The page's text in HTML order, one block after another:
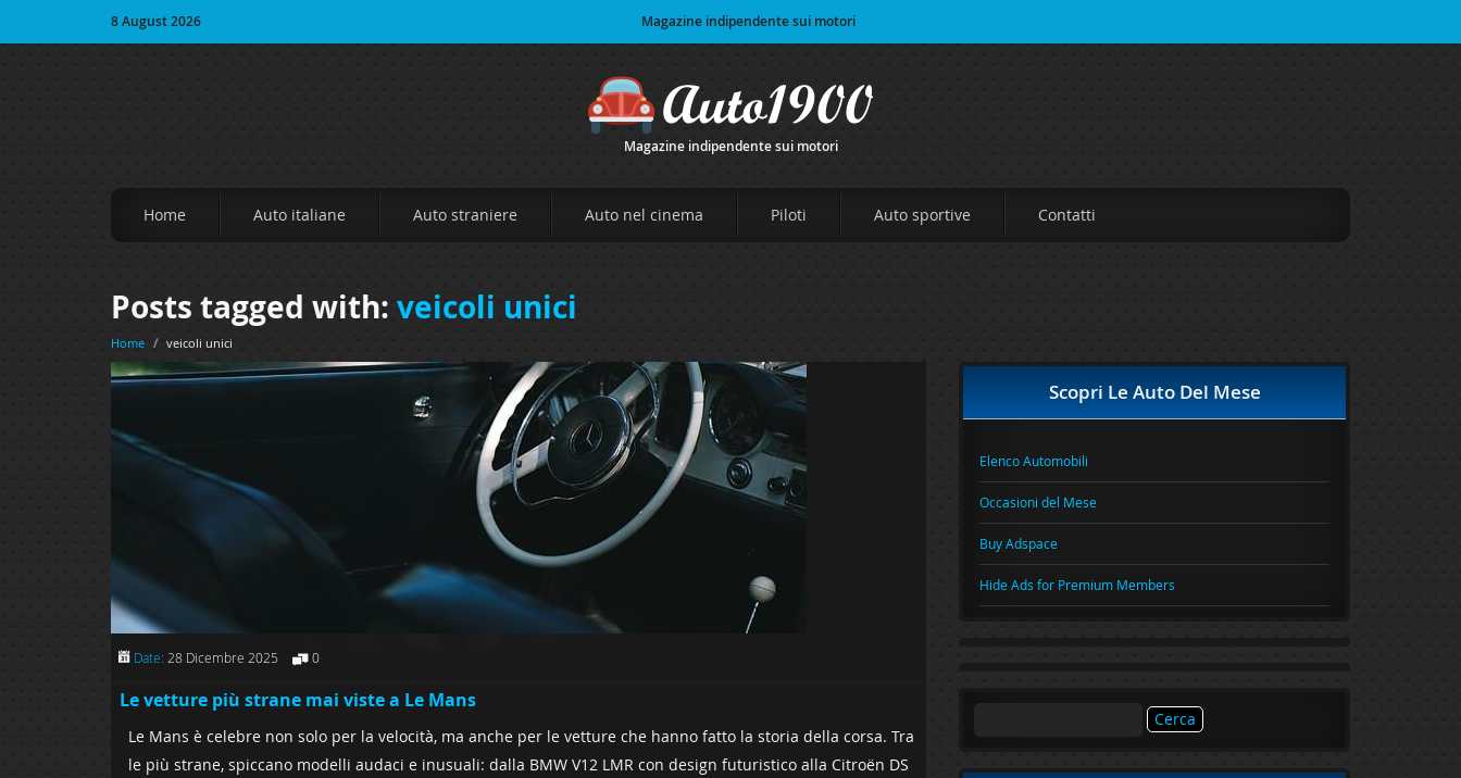
8 August 2026 Magazine indipendente sui motori
Magazine indipendente sui motori
Home Auto italiane Auto straniere Auto nel cinema Piloti Auto sportive Contatti
Posts tagged with: veicoli unici
Home / veicoli unici
Date: 28 Dicembre 2025 0
Le vetture più strane mai viste a Le Mans
Le Mans è celebre non solo per la velocità, ma anche per le vetture che hanno fatto la storia della corsa. Tra
le più strane, spiccano modelli audaci e inusuali: dalla BMW V12 LMR con design futuristico alla Citroën DS
Scopri Le Auto Del Mese
Elenco Automobili
Occasioni del Mese
Buy Adspace
Hide Ads for Premium Members